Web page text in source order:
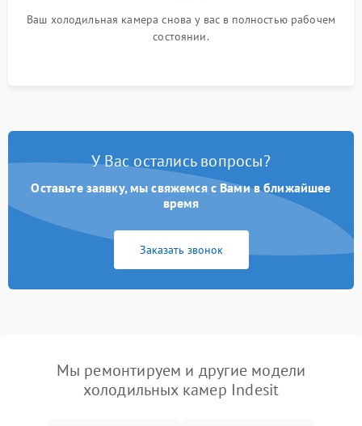
Ваш холодильная камера снова у вас в полностью рабочем
состоянии.
У Вас остались вопросы?
Оставьте заявку, мы свяжемся с Вами в ближайшее
время
Заказать звонок
Мы ремонтируем и другие модели
холодильных камер Indesit